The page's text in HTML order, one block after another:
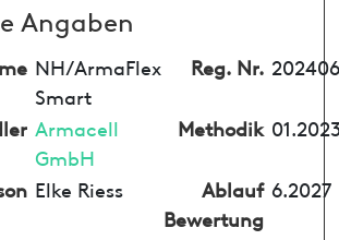
Angaben
NH/ArmaFlex
Smart
Reg. Nr.
Armacell
GmbH
Methodik
Elke Riess
Ablauf
Bewertung
6.2027